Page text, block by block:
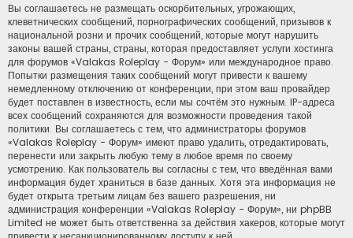
Вы соглашаетесь не размещать оскорбительных, угрожающих,
клеветнических сообщений, порнографических сообщений, призывов к
национальной розни и прочих сообщений, которые могут нарушить
законы вашей страны, страны, которая предоставляет услуги хостинга
для форумов «Valakas Roleplay - Форум» или международное право.
Попытки размещения таких сообщений могут привести к вашему
немедленному отключению от конференции, при этом ваш провайдер
будет поставлен в известность, если мы сочтём это нужным. IP-адреса
всех сообщений сохраняются для возможности проведения такой
политики. Вы соглашаетесь с тем, что администраторы форумов
«Valakas Roleplay - Форум» имеют право удалить, отредактировать,
перенести или закрыть любую тему в любое время по своему
усмотрению. Как пользователь вы согласны с тем, что введённая вами
информация будет храниться в базе данных. Хотя эта информация не
будет открыта третьим лицам без вашего разрешения, ни
администрация конференции «Valakas Roleplay - Форум», ни phpBB
Limited не может быть ответственна за действия хакеров, которые могут